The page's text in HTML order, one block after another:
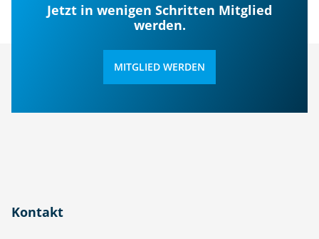
Jetzt in wenigen Schritten Mitglied
werden.
MITGLIED WERDEN
Kontakt